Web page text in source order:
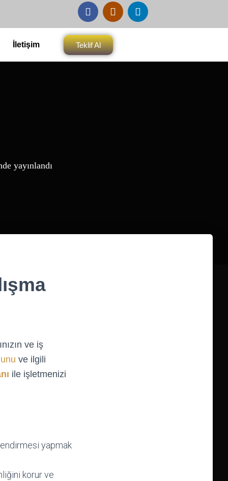
İletişim Teklif Al
yayınlandı
ve iş
ve ilgili
ile işletmenizi
yapmak
korur ve